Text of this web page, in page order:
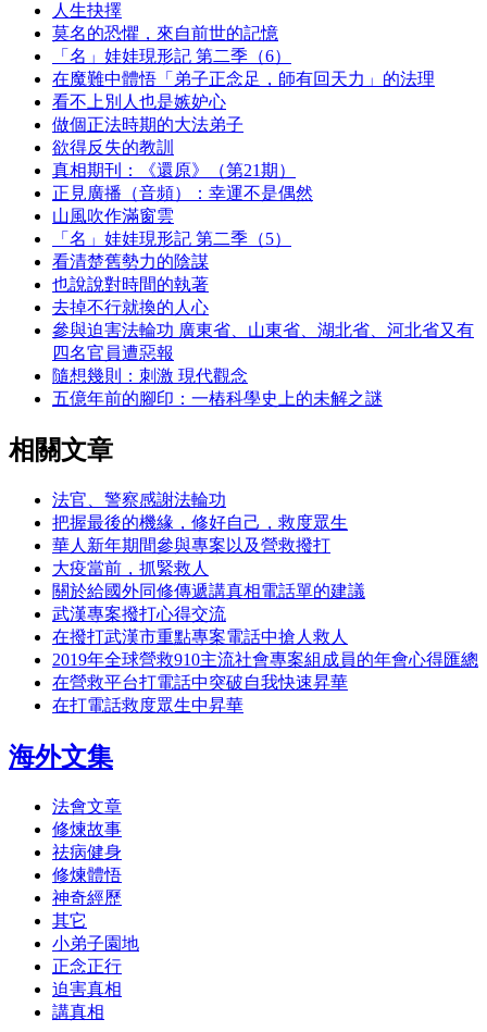
人生抉擇
莫名的恐懼，來自前世的記憶
「名」娃娃現形記 第二季（6）
在魔難中體悟「弟子正念足，師有回天力」的法理
看不上別人也是嫉妒心
做個正法時期的大法弟子
欲得反失的教訓
真相期刊：《還原》（第21期）
正見廣播（音頻）：幸運不是偶然
山風吹作滿窗雲
「名」娃娃現形記 第二季（5）
看清楚舊勢力的陰謀
也說說對時間的執著
去掉不行就換的人心
參與迫害法輪功 廣東省、山東省、湖北省、河北省又有
四名官員遭惡報
隨想幾則：刺激 現代觀念
五億年前的腳印：一樁科學史上的未解之謎
相關文章
法官、警察感謝法輪功
把握最後的機緣，修好自己，救度眾生
華人新年期間參與專案以及營救撥打
大疫當前，抓緊救人
關於給國外同修傳遞講真相電話單的建議
武漢專案撥打心得交流
在撥打武漢市重點專案電話中搶人救人
2019年全球營救910主流社會專案組成員的年會心得匯總
在營救平台打電話中突破自我快速昇華
在打電話救度眾生中昇華
海外文集
法會文章
修煉故事
祛病健身
修煉體悟
神奇經歷
其它
小弟子園地
正念正行
迫害真相
講真相